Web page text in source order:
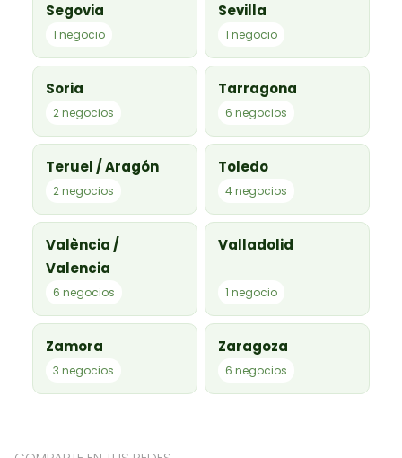
Segovia
1 negocio
Sevilla
1 negocio
Soria
2 negocios
Tarragona
6 negocios
Teruel / Aragón
2 negocios
Toledo
4 negocios
València /
Valencia
6 negocios
Valladolid
1 negocio
Zamora
3 negocios
Zaragoza
6 negocios